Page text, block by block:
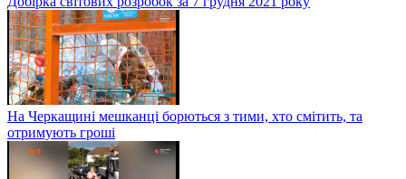
На Черкащині мешканці борються з тими, хто смітить, та
отримують гроші